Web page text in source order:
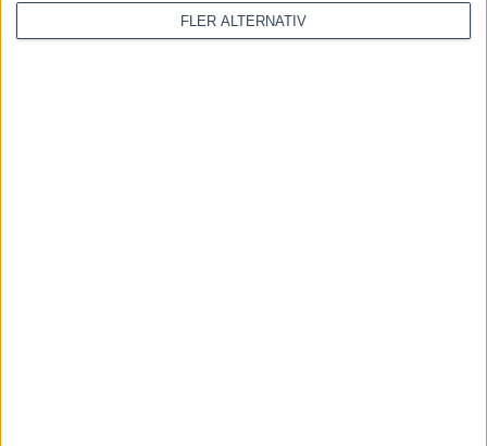
FLER ALTERNATIV